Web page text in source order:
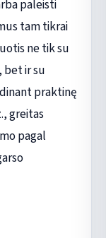
paleisti
tam tikrai
ne tik su
bet ir su
praktinę
greitas
pagal